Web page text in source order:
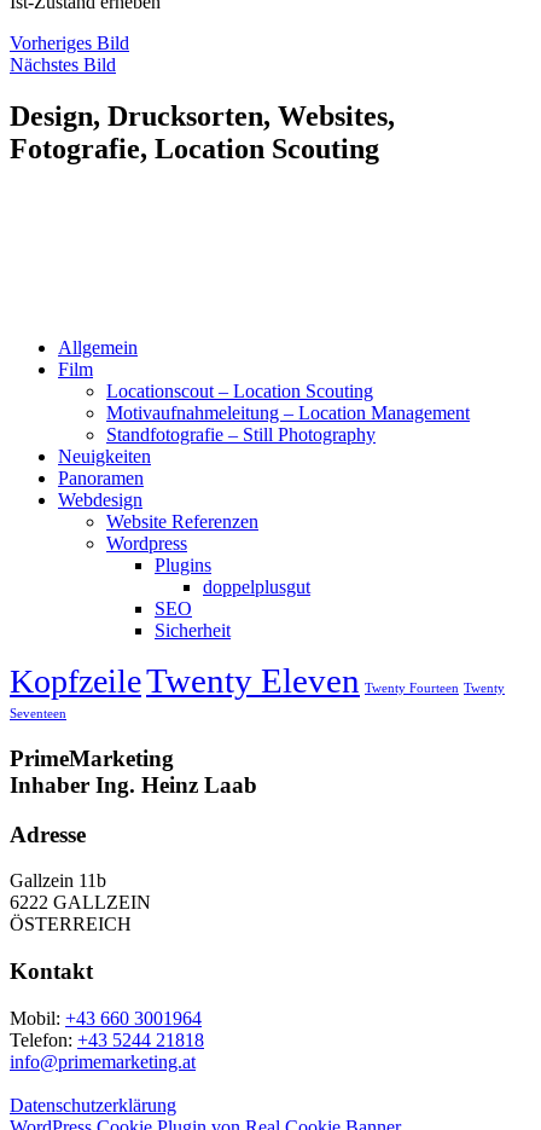
Vorheriges Bild
Nächstes Bild
Design, Drucksorten, Websites,
Fotografie, Location Scouting
Allgemein
Film
Locationscout – Location Scouting
Motivaufnahmeleitung – Location Management
Standfotografie – Still Photography
Neuigkeiten
Panoramen
Webdesign
Website Referenzen
Wordpress
Plugins
doppelplusgut
SEO
Sicherheit
KopfzeileTwenty Eleven Twenty Fourteen Twenty
Seventeen
PrimeMarketing
Inhaber Ing. Heinz Laab
Adresse
Gallzein 11b
6222 GALLZEIN
ÖSTERREICH
Kontakt
Mobil: +43 660 3001964
Telefon: +43 5244 21818
info@primemarketing.at
Datenschutzerklärung